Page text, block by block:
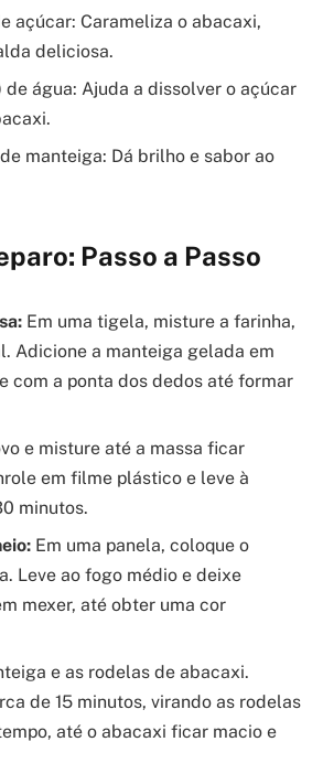
açúcar: Carameliza o abacaxi,
deliciosa.
de água: Ajuda a dissolver o açúcar
manteiga: Dá brilho e sabor ao
Passo a Passo
Em uma tigela, misture a farinha,
Adicione a manteiga gelada em
com a ponta dos dedos até formar
e misture até a massa ficar
em filme plástico e leve à
minutos.
Em uma panela, coloque o
Leve ao fogo médio e deixe
mexer, até obter uma cor
e as rodelas de abacaxi.
de 15 minutos, virando as rodelas
até o abacaxi ficar macio e